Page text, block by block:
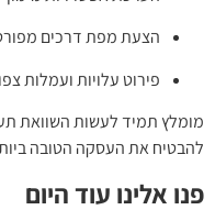
ועמלות ממספר מלווים כדי